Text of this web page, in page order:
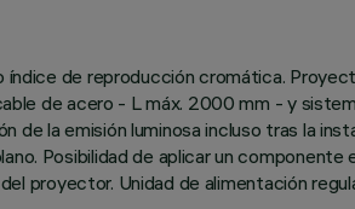
de reproducción cromática.
de acero - L máx. 2000 mm - y
de la emisión luminosa incluso tras la
Posibilidad de aplicar un componente
proyector. Unidad de alimentación